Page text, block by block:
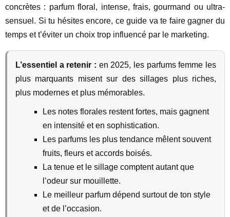
concrètes : parfum floral, intense, frais, gourmand ou ultra-
sensuel. Si tu hésites encore, ce guide va te faire gagner du
temps et t’éviter un choix trop influencé par le marketing.
L’essentiel a retenir : en 2025, les parfums femme les
plus marquants misent sur des sillages plus riches,
plus modernes et plus mémorables.
Les notes florales restent fortes, mais gagnent
en intensité et en sophistication.
Les parfums les plus tendance mêlent souvent
fruits, fleurs et accords boisés.
La tenue et le sillage comptent autant que
l’odeur sur mouillette.
Le meilleur parfum dépend surtout de ton style
et de l’occasion.